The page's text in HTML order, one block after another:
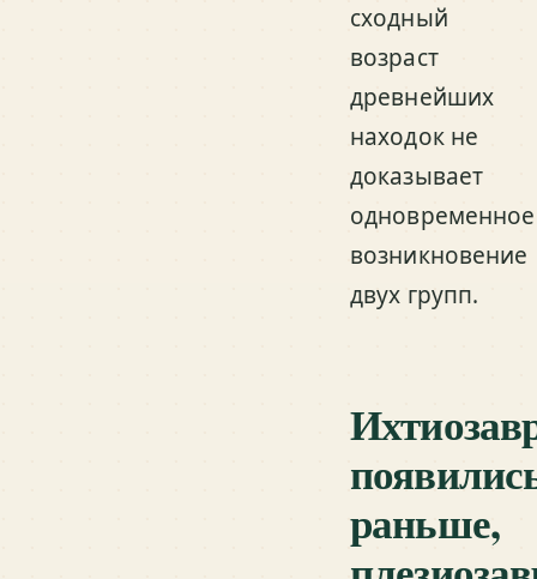
сходный
возраст
древнейших
находок не
доказывает
одновременное
возникновение
двух групп.
раньше,